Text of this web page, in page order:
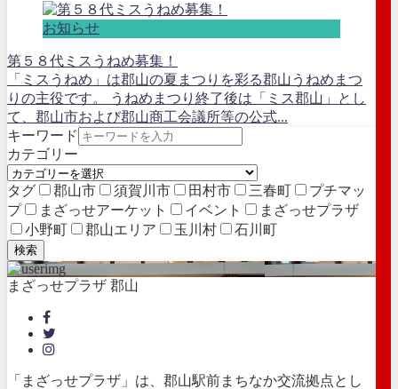
お知らせ
第５８代ミスうねめ募集！
「ミスうねめ」は郡山の夏まつりを彩る郡山うねめまつ
りの主役です。 うねめまつり終了後は「ミス郡山」とし
て、郡山市および郡山商工会議所等の公式...
キーワード
カテゴリー
タグ 郡山市 須賀川市 田村市 三春町
プチマッ
プ
まざっせアーケット イベント
まざっせプラザ
小野町
郡山エリア 玉川村 石川町
検索
まざっせプラザ 郡山
「まざっせプラザ」は、郡山駅前まちなか交流拠点とし